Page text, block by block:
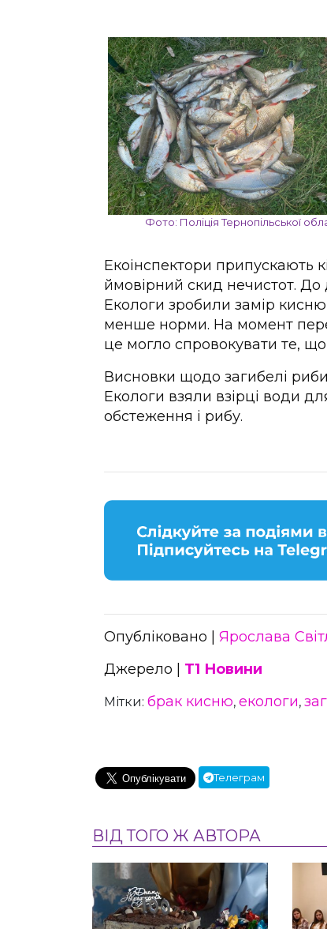
Фото: Поліція Тернопільської
Екоінспектори припускають
ймовірний скид нечистот. До
Екологи зробили замір
менше норми. На момент
це могло спровокувати те,
Висновки щодо загибелі
Екологи взяли взірці води
обстеження і рибу.
Опубліковано | Ярослава
Джерело | Т1 Новини
Мітки: брак кисню, екологи,
Телеграм
ВІД ТОГО Ж АВТОРА